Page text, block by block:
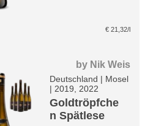
€ 21,32/l
by Nik Weis
Deutschland | Mosel
| 2019, 2022
Goldtröpfche
n Spätlese